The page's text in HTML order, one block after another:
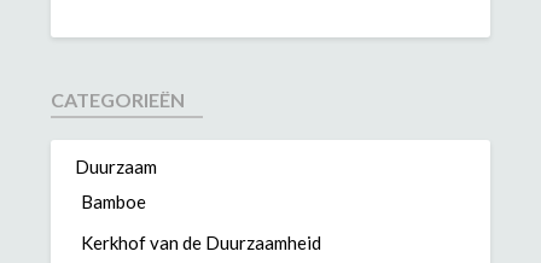
CATEGORIEËN
Duurzaam
Bamboe
Kerkhof van de Duurzaamheid